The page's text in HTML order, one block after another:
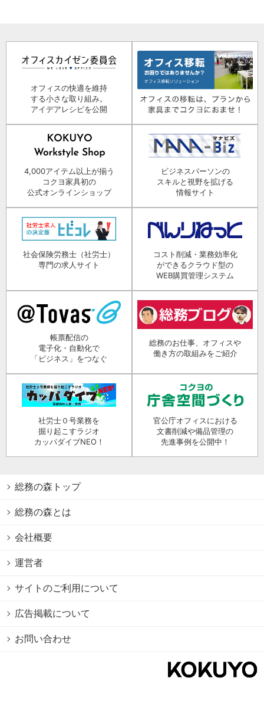
オフィスの快適を維持
する小さな取り組み。
アイデアレシピを公開
4,000アイテム以上が揃う
コクヨ家具初の
公式オンラインショップ
ビジネスパーソンの
スキルと視野を拡げる
情報サイト
社会保険労務士（社労士）
専門の求人サイト
コスト削減・業務効率化
ができるクラウド型の
WEB購買管理システム
帳票配信の
電子化・自動化で
「ビジネス」をつなぐ
総務のお仕事、オフィスや
働き方の取組みをご紹介
社労士０号業務を
掘り起こすラジオ
カッパダイブNEO！
官公庁オフィスにおける
文書削減や備品管理の
先進事例を公開中！
総務の森トップ
総務の森とは
会社概要
運営者
サイトのご利用について
広告掲載について
お問い合わせ